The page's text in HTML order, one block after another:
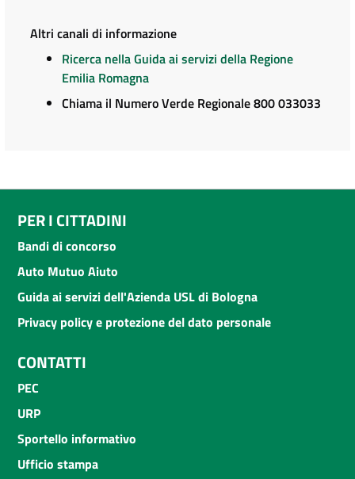
Altri canali di informazione
Ricerca nella Guida ai servizi della Regione
Emilia Romagna
Chiama il Numero Verde Regionale 800 033033
PER I CITTADINI
Bandi di concorso
Auto Mutuo Aiuto
Guida ai servizi dell'Azienda USL di Bologna
Privacy policy e protezione del dato personale
CONTATTI
PEC
URP
Sportello informativo
Ufficio stampa